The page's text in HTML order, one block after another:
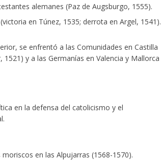
alemanes (Paz de Augsburgo, 1555).
en Túnez, 1535; derrota en Argel, 1541).
se enfrentó a las Comunidades en Castilla
y a las Germanías en Valencia y Mallorca
en la defensa del catolicismo y el
en las Alpujarras (1568-1570).